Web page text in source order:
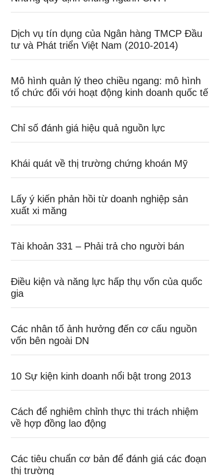
Dịch vụ tín dụng của Ngân hàng TMCP Đầu
tư và Phát triển Việt Nam (2010-2014)
Mô hình quản lý theo chiều ngang: mô hình
tổ chức đối với hoạt động kinh doanh quốc tế
Chỉ số đánh giá hiệu quả nguồn lực
Khái quát về thị trường chứng khoán Mỹ
Lấy ý kiến phản hồi từ doanh nghiệp sản
xuất xi măng
Tài khoản 331 – Phải trả cho người bán
Điều kiện và năng lực hấp thụ vốn của quốc
gia
Các nhân tố ảnh hưởng đến cơ cấu nguồn
vốn bên ngoài DN
10 Sự kiện kinh doanh nổi bật trong 2013
Cách để nghiêm chỉnh thực thi trách nhiệm
về hợp đồng lao động
Các tiêu chuẩn cơ bản để đánh giá các đoạn
thị trường